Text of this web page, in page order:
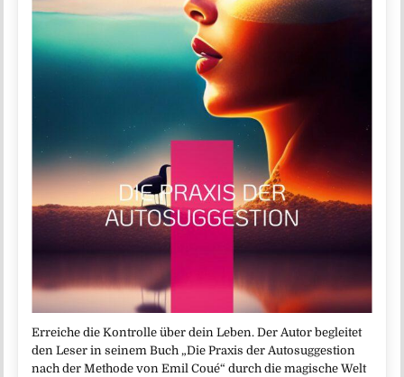
Erreiche die Kontrolle über dein Leben. Der Autor begleitet
den Leser in seinem Buch „Die Praxis der Autosuggestion
nach der Methode von Emil Coué“ durch die magische Welt